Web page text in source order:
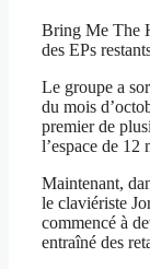
Bring Me The
des EPs
Le groupe a
du mois
premier de
l’espace de 12
Maintenant,
le claviériste
commencé à
entraîné des